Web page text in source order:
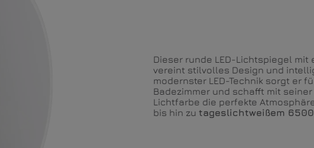
Dieser runde LED-Lichtspiegel mit
vereint stilvolles Design und
modernster LED-Technik sorgt er
Badezimmer und schafft mit
Lichtfarbe die perfekte
bis hin zu tageslichtweißem 6500